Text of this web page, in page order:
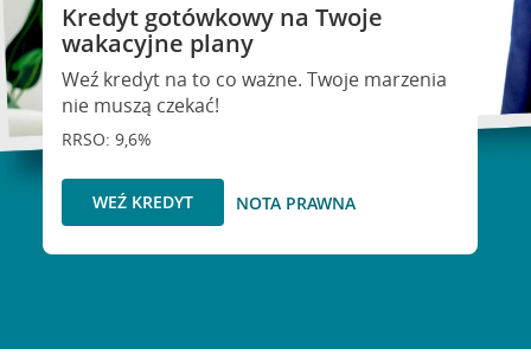
Kredyt gotówkowy na Twoje
wakacyjne plany
Weź kredyt na to co ważne. Twoje marzenia
nie muszą czekać!
RRSO: 9,6%
WEŹ KREDYT NOTA PRAWNA